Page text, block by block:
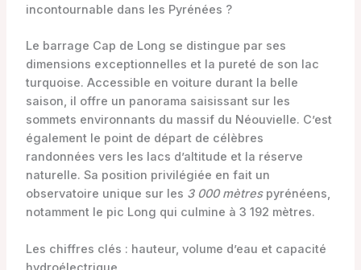
incontournable dans les Pyrénées ?
Le barrage Cap de Long se distingue par ses
dimensions exceptionnelles et la pureté de son lac
turquoise. Accessible en voiture durant la belle
saison, il offre un panorama saisissant sur les
sommets environnants du massif du Néouvielle. C’est
également le point de départ de célèbres
randonnées vers les lacs d’altitude et la réserve
naturelle. Sa position privilégiée en fait un
observatoire unique sur les 3 000 mètrespyrénéens,
notamment le pic Long qui culmine à 3 192 mètres.
Les chiffres clés : hauteur, volume d’eau et capacité